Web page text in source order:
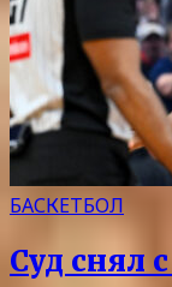
БАСКЕТБОЛ
Суд снял